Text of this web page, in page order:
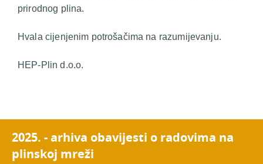
prirodnog plina.
Hvala cijenjenim potrošačima na razumijevanju.
HEP-Plin d.o.o.
2025. - arhiva obavijesti o radovima na
plinskoj mreži